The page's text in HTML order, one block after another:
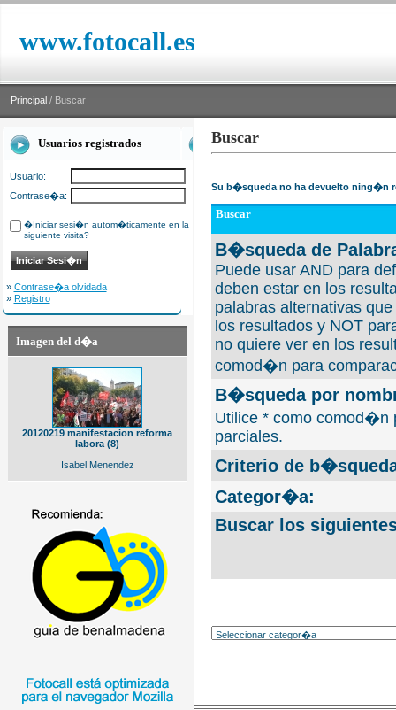
www.fotocall.es
Principal / Buscar
Usuarios registrados
Usuario:
Contrase�a:
�Iniciar sesi�n autom�ticamente en la
siguiente visita?
» Contrase�a olvidada
» Registro
Imagen del d�a
20120219 manifestacion reforma
labora (8)
Isabel Menendez
Buscar
Su b�squeda no ha devuelto ning�n
Buscar
B�squeda de
Puede usar AND para
deben estar en los
palabras alternativas
los resultados y NOT
no quiere ver en los
comod�n para
B�squeda por
Utilice * como comod�n
parciales.
Criterio de
Categor�a:
Buscar los